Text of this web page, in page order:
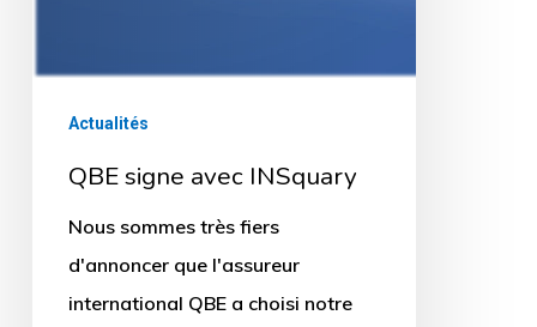
Actualités
QBE signe avec INSquary
Nous sommes très fiers
d'annoncer que l'assureur
international QBE a choisi notre